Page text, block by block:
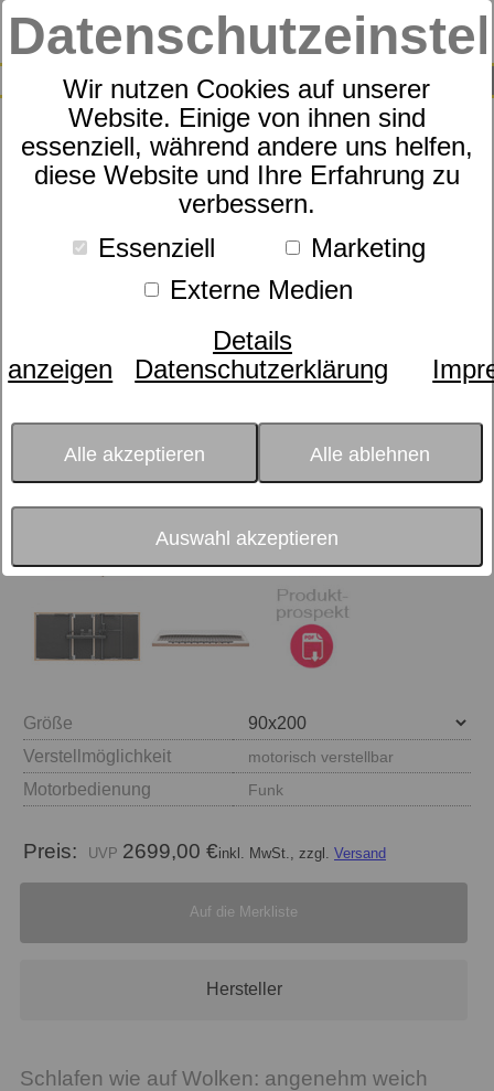
Wir nutzen Cookies auf unserer
Website. Einige von ihnen sind
essenziell, während andere uns helfen,
diese Website und Ihre Erfahrung zu
verbessern.
Essenziell
Marketing
Externe Medien
Details
anzeigen
Datenschutzerklärung
Alle akzeptieren Alle ablehnen
Auswahl akzeptieren
SUCHE
0
Motorrahmen
dormabell Nuvolux M3 F
memory
Größe
Verstellmöglichkeit
motorisch verstellbar
Motorbedienung Funk
Preis: 2699,00 €inkl. MwSt., zzgl. Versand
Auf die Merkliste
Hersteller
Schlafen wie auf Wolken: angenehm weich